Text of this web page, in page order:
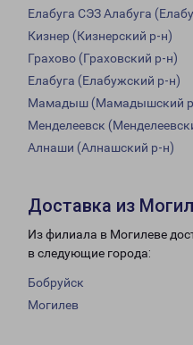
Елабуга СЭЗ Алабуга
Кизнер (Кизнерский р-н)
Грахово (Граховский р-н)
Елабуга (Елабужский р-н)
Мамадыш (Мамадышский
Менделеевск
Алнаши (Алнашский р-н)
Доставка из
Из филиала в Могилеве
в следующие города:
Бобруйск
Могилев